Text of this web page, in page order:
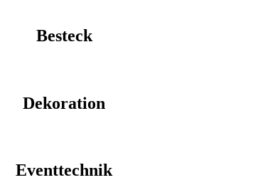
Besteck
Dekoration
Eventtechnik